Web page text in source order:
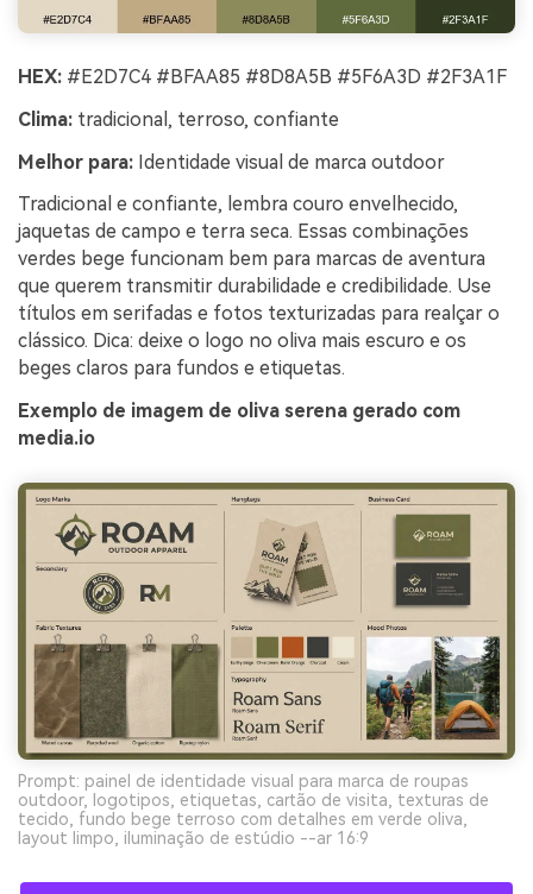
HEX: #E2D7C4 #BFAA85 #8D8A5B #5F6A3D #2F3A1F
Clima: tradicional, terroso, confiante
Melhor para: Identidade visual de marca outdoor
Tradicional e confiante, lembra couro envelhecido,
jaquetas de campo e terra seca. Essas combinações
verdes bege funcionam bem para marcas de aventura
que querem transmitir durabilidade e credibilidade. Use
títulos em serifadas e fotos texturizadas para realçar o
clássico. Dica: deixe o logo no oliva mais escuro e os
beges claros para fundos e etiquetas.
Exemplo de imagem de oliva serena gerado com
media.io
Prompt: painel de identidade visual para marca de roupas
outdoor, logotipos, etiquetas, cartão de visita, texturas de
tecido, fundo bege terroso com detalhes em verde oliva,
layout limpo, iluminação de estúdio --ar 16:9